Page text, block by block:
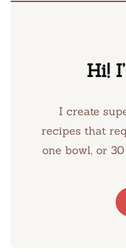
Hi!
I create
recipes that
one bowl, or